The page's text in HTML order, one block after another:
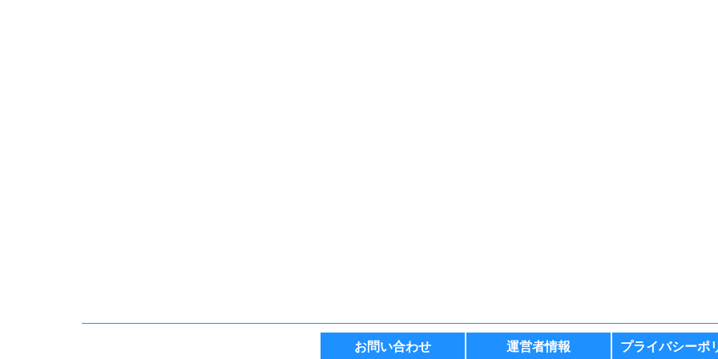
お問い合わせ 運営者情報 プライバシーポ